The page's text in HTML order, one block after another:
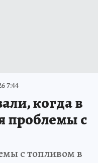
7:44
когда в
проблемы с
с топливом в